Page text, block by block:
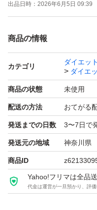
出品日時： 2026年6月5日 09:39
商品の情報
カテゴリ
ダイエッ
ダイエ
商品の状態 未使用
配送の方法 おてがる
発送までの日数 3〜7日で
発送元の地域 神奈川県
商品ID
Yahoo!フリマは全品
代金は運営が一旦預かり、評